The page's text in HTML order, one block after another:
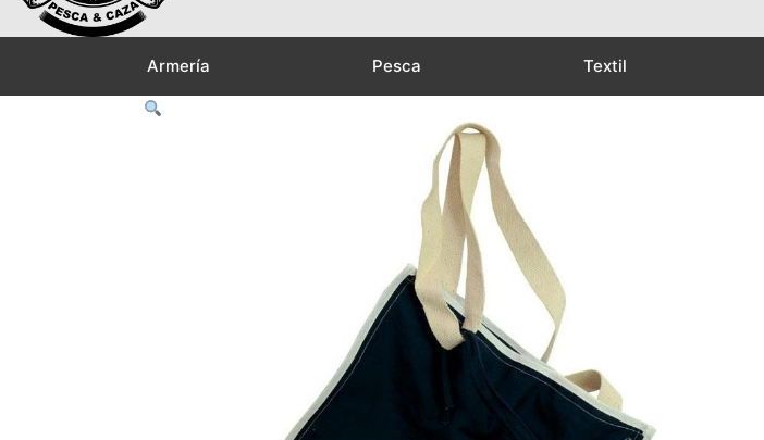
Armería Pesca Textil